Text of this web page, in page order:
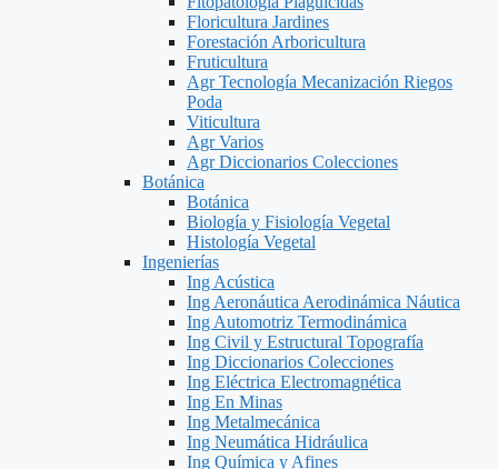
Floricultura Jardines
Forestación Arboricultura
Fruticultura
Agr Tecnología Mecanización Riegos
Poda
Viticultura
Agr Varios
Agr Diccionarios Colecciones
Botánica
Botánica
Biología y Fisiología Vegetal
Histología Vegetal
Ingenierías
Ing Acústica
Ing Aeronáutica Aerodinámica Náutica
Ing Automotriz Termodinámica
Ing Civil y Estructural Topografía
Ing Diccionarios Colecciones
Ing Eléctrica Electromagnética
Ing En Minas
Ing Metalmecánica
Ing Neumática Hidráulica
Ing Química y Afines